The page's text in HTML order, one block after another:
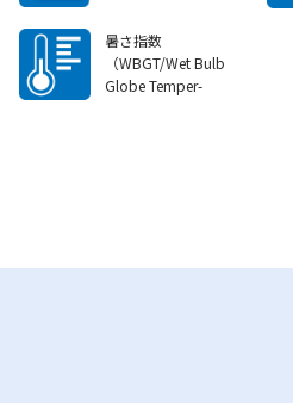
暑さ指数
（WBGT/Wet Bulb
Globe Temper-